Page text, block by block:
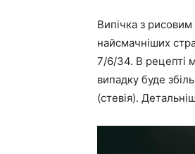
Випічка з
найсмачніших
7/6/34. В рецепті
випадку буде
(стевія).